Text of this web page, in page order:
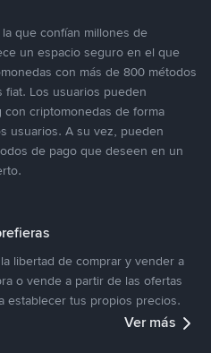
que confían millones de
un espacio seguro en el que
con más de 800 métodos
fiat. Los usuarios pueden
criptomonedas de forma
usuarios. A su vez, pueden
de pago que deseen en un
libertad de comprar y vender a
o vende a partir de las ofertas
establecer tus propios precios.
Ver más